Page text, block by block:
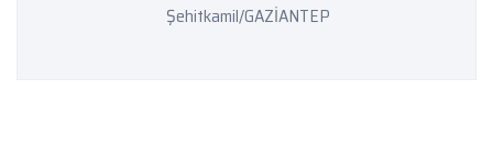
Şehitkamil/GAZİANTEP